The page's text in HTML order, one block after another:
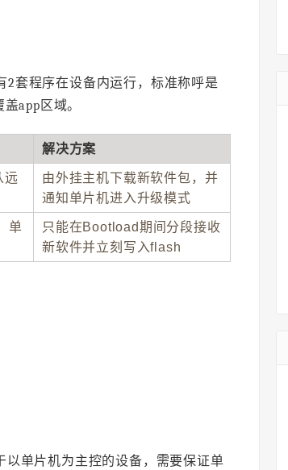
套程序在设备内运行，标准称呼是
app区域。
解决方案
远
由外挂主机下载新软件包，并
通知单片机进入升级模式
单
只能在Bootload期间分段接收
新软件并立刻写入flash
以单片机为主控的设备，需要保证单